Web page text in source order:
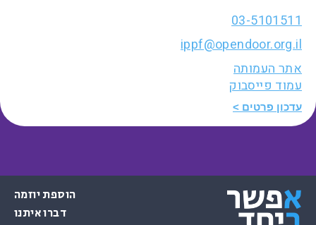
03-5101511
ippf@opendoor.org.il
אתר העמותה
עמוד פייסבוק
עדכון פרטים
הוספת יוזמה
דברו איתנו